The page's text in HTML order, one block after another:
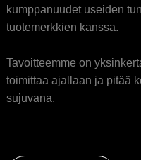
kumppanuudet useiden
tuotemerkkien kanssa.
Tavoitteemme on
toimittaa ajallaan ja pitää
sujuvana.